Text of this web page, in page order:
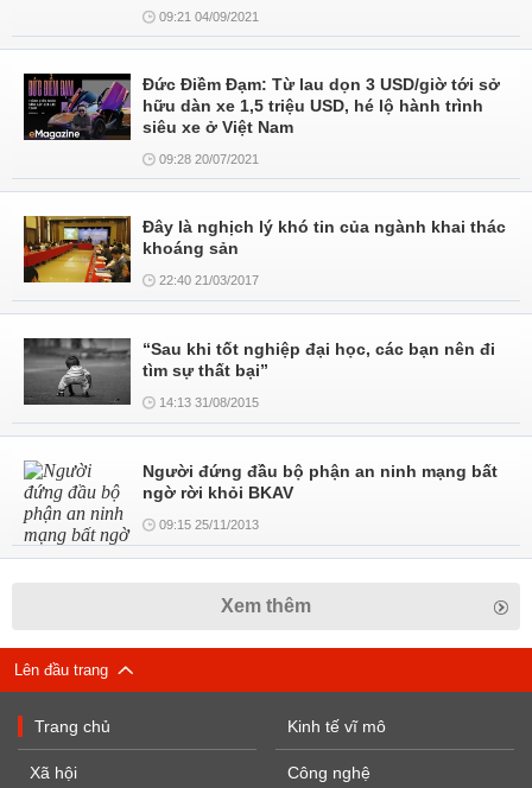
09:21 04/09/2021
Đức Điềm Đạm: Từ lau dọn 3 USD/giờ tới sở
hữu dàn xe 1,5 triệu USD, hé lộ hành trình
siêu xe ở Việt Nam
09:28 20/07/2021
Đây là nghịch lý khó tin của ngành khai thác
khoáng sản
22:40 21/03/2017
“Sau khi tốt nghiệp đại học, các bạn nên đi
tìm sự thất bại”
14:13 31/08/2015
Người đứng đầu bộ phận an ninh mạng bất
ngờ rời khỏi BKAV
09:15 25/11/2013
Xem thêm
Lên đầu trang
Trang chủ
Xã hội
Kinh tế vĩ mô
Công nghệ